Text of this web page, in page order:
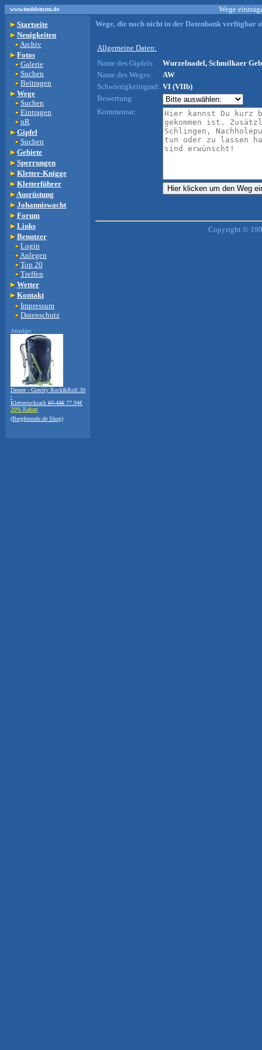
www.teufelsturm.de
Wege
Startseite
Neuigkeiten
Archiv
Fotos
Galerie
Suchen
Beitragen
Wege
Suchen
Eintragen
nR
Gipfel
Suchen
Gebiete
Sperrungen
Kletter-Knigge
Kletterführer
Ausrüstung
Johanniswacht
Forum
Links
Benutzer
Login
Anlegen
Top 20
Treffen
Wetter
Kontakt
Impressum
Datenschutz
Anzeige:
Deuter - Gravity Rock&Roll 30
-
Kletterrucksack 97.43€ 77.94€
20% Rabatt
(Bergfreunde.de Shop)
Wege, die noch nicht in der Datenbank verfügbar
Allgemeine Daten:
Name des Gipfels:
Wurzelnadel, Schmilkaer
Name des Weges:
AW
Schwierigkeitsgrad: VI (VIIb)
Bewertung:
Kommentar:
Copyright ©